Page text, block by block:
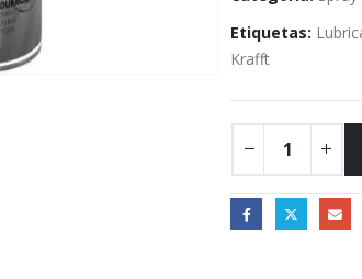
Etiquetas:
Krafft